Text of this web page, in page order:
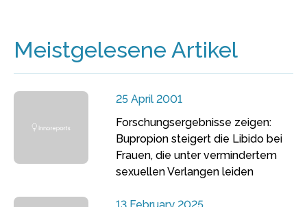
Meistgelesene Artikel
25 April 2001
Forschungsergebnisse zeigen:
Bupropion steigert die Libido bei
Frauen, die unter vermindertem
sexuellen Verlangen leiden
13 February 2025